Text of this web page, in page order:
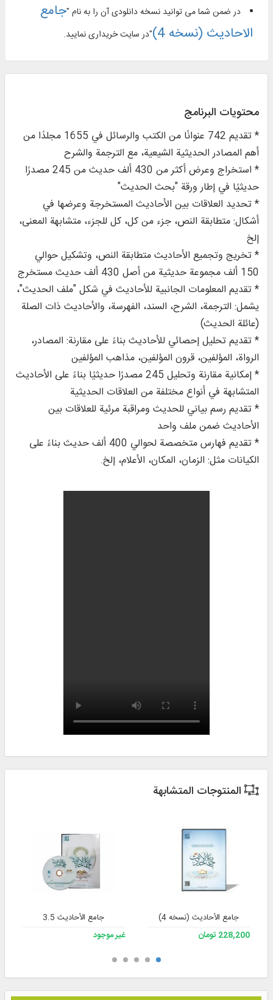
در ضمن شما می توانید نسخه دانلودی آن را به نام "جامع
الاحادیث (نسخه 4)
"در سایت خریداری نمایید.
محتويات البرنامج
* تقديم 742 عنوانًا من الكتب والرسائل في 1655 مجلدًا من
أهم المصادر الحديثية الشيعية، مع الترجمة والشرح
* استخراج وعرض أكثر من 430 ألف حديث من 245 مصدرًا
حديثيًا في إطار ورقة "بحث الحديث"
* تحديد العلاقات بين الأحاديث المستخرجة وعرضها في
أشكال: متطابقة النص، جزء من كل، كل للجزء، متشابهة المعنى،
إلخ
* تخريج وتجميع الأحاديث متطابقة النص، وتشكيل حوالي
150 ألف مجموعة حديثية من أصل 430 ألف حديث مستخرج
* تقديم المعلومات الجانبية للأحاديث في شكل "ملف الحديث"،
يشمل: الترجمة، الشرح، السند، الفهرسة، والأحاديث ذات الصلة
(عائلة الحديث)
* تقديم تحليل إحصائي للأحاديث بناءً على مقارنة: المصادر،
الرواة، المؤلفين، قرون المؤلفين، مذاهب المؤلفين
* إمكانية مقارنة وتحليل 245 مصدرًا حديثيًا بناءً على الأحاديث
المتشابهة في أنواع مختلفة من العلاقات الحديثية
* تقديم رسم بياني للحديث ومراقبة مرئية للعلاقات بين
الأحاديث ضمن ملف واحد
* تقديم فهارس متخصصة لحوالي 400 ألف حديث بناءً على
الكيانات مثل: الزمان، المكان، الأعلام، إلخ.
المنتوجات المتشابهة
جامع الأحادیث (نسخه 4)
228,200 تومان
جامع الأحاديث 3.5
غير موجود